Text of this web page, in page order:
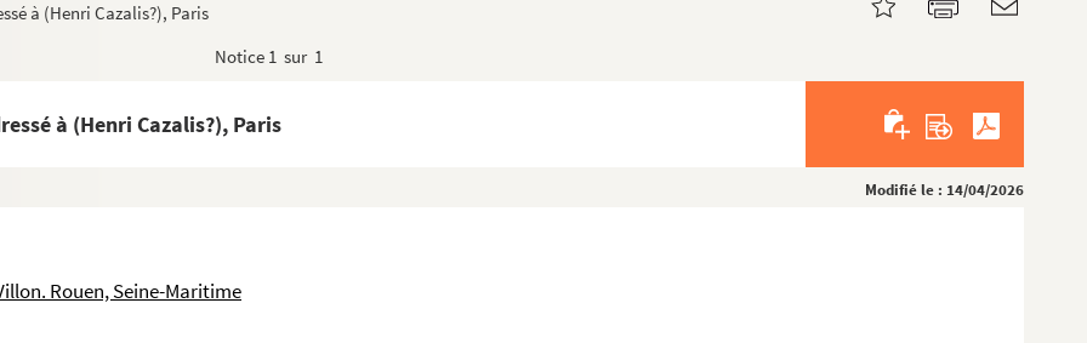
à (Henri Cazalis?), Paris
Notice 1 sur 1
à (Henri Cazalis?), Paris
Modifié le : 14/04/2026
Rouen, Seine-Maritime
à Caroline Commanville Alger, 30 juillet 1881
signée à Jules Cloquet.
à Philippe Leparfait
un portrait.